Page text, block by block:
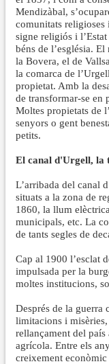
Mendizàbal,
comunitats religioses
signe religiós i
béns de l’església.
la Bovera, el de
la comarca de
propietat. Amb la
de transformar-se en
Moltes propietats de
senyors o gent
petits.
El canal d'Urgell, la
L’arribada del canal
situats a la zona de
1860, la llum
municipals, etc. La
de tants segles de
Cap al 1900 l’esclat
impulsada per la
moltes institucions,
Després de la guerra
limitacions i
rellançament del
agrícola. Entre els
creixement